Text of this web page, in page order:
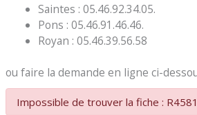
Saintes : 05.46.92.34.05.
Pons : 05.46.91.46.46.
Royan : 05.46.39.56.58
ou faire la demande en ligne ci-
Impossible de trouver la fiche :